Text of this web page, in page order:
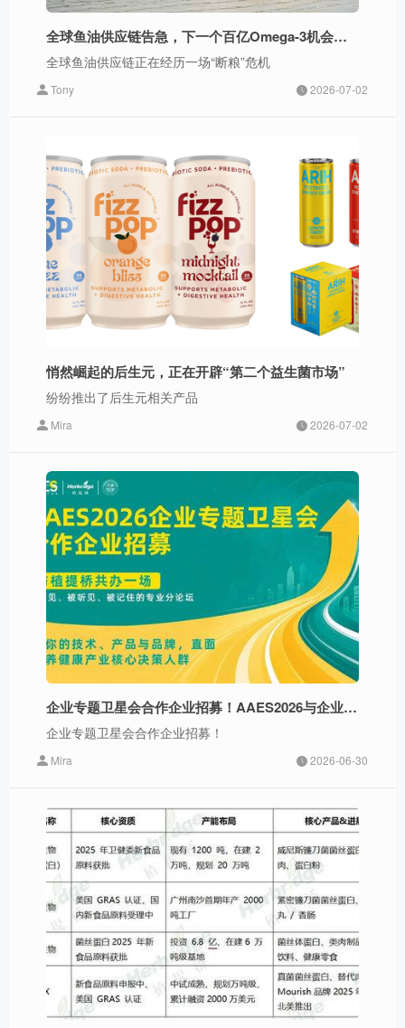
全球鱼油供应链告急，下一个百亿Omega-3机会在哪里？
全球鱼油供应链正在经历一场“断粮”危机
Tony 2026-07-02
悄然崛起的后生元，正在开辟“第二个益生菌市场”
纷纷推出了后生元相关产品
Mira 2026-07-02
企业专题卫星会合作企业招募！AAES2026与企业，共办一场「被看见、被听见、被记住」的分论坛
企业专题卫星会合作企业招募！
Mira 2026-06-30